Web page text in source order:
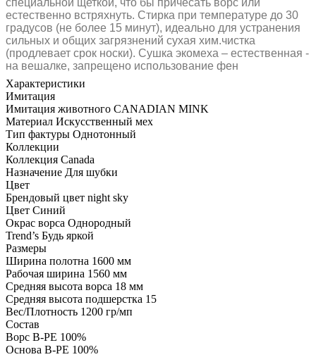
естественно встряхнуть. Стирка при температуре до 30
градусов (не более 15 минут), идеально для устранения
сильных и общих загрязнений сухая хим.чистка
(продлевает срок носки). Сушка экомеха – естественная -
на вешалке, запрещено использование фен
Характеристики
Имитация
Имитация животного CANADIAN MINK
Материал Искусственный мех
Тип фактуры Однотонный
Коллекции
Коллекция Canada
Назначение Для шубки
Цвет
Брендовый цвет night sky
Цвет Синий
Окрас ворса Однородный
Trend’s Будь яркой
Размеры
Ширина полотна 1600 мм
Рабочая ширина 1560 мм
Средняя высота ворса 18 мм
Средняя высота подшерстка 15
Вес/Плотность 1200 гр/мп
Состав
Ворс B-PE 100%
Основа B-PE 100%